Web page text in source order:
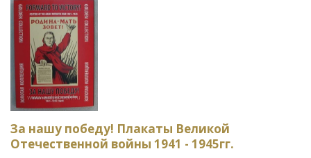
За нашу победу! Плакаты Великой
Отечественной войны 1941 - 1945гг.